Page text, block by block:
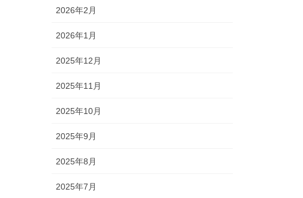
2026年2月
2026年1月
2025年12月
2025年11月
2025年10月
2025年9月
2025年8月
2025年7月